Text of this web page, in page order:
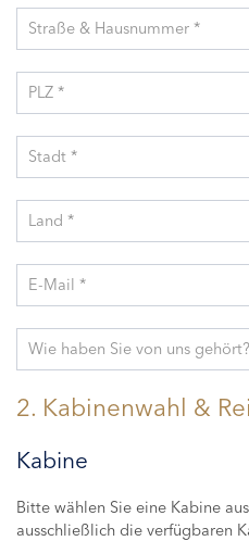
Straße & Hausnummer *
PLZ *
Stadt *
Land *
E-Mail *
Wie haben Sie von uns gehört?
2. Kabinenwahl &
Kabine
Bitte wählen Sie eine Kabine
ausschließlich die verfügbaren